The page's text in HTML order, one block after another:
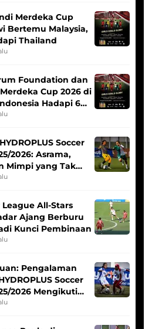
Merdeka Cup
Bertemu Malaysia,
Thailand
Foundation dan
Cup 2026 di
Hadapi 6
Soccer
2026: Asrama,
Mimpi yang Tak
League All-Stars
Ajang Berburu
Kunci Pembinaan
Pengalaman
Soccer
2026 Mengikuti
Putri